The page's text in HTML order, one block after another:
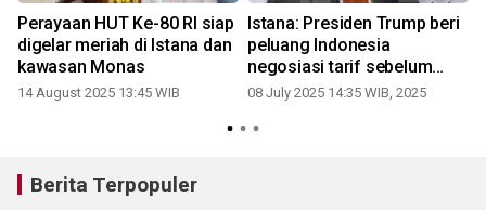
Perayaan HUT Ke-80 RI siap
digelar meriah di Istana dan
kawasan Monas
14 August 2025 13:45 WIB
Istana: Presiden Trump beri
peluang Indonesia
negosiasi tarif sebelum
Agustus
08 July 2025 14:35 WIB, 2025
Berita Terpopuler